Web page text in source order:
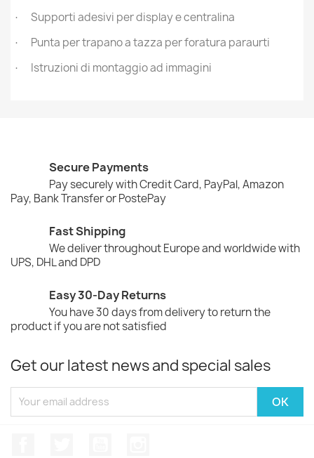
· Supporti adesivi per display e centralina
· Punta per trapano a tazza per foratura paraurti
· Istruzioni di montaggio ad immagini
Secure Payments
Pay securely with Credit Card, PayPal, Amazon
Pay, Bank Transfer or PostePay
Fast Shipping
We deliver throughout Europe and worldwide with
UPS, DHL and DPD
Easy 30-Day Returns
You have 30 days from delivery to return the
product if you are not satisfied
Get our latest news and special sales